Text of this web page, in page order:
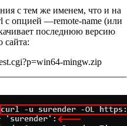
с тем же именем, что и на
с опцией —remote-name (или
последнюю версию
сайта:
mingw.zip